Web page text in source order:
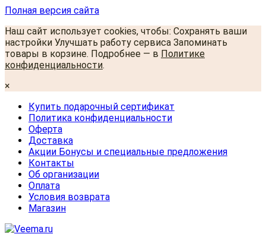
Полная версия сайта
Наш сайт использует cookies, чтобы: Сохранять ваши
настройки Улучшать работу сервиса Запоминать
товары в корзине. Подробнее — в Политике
конфиденциальности.
×
Купить подарочный сертификат
Политика конфиденциальности
Оферта
Доставка
Акции Бонусы и специальные предложения
Контакты
Об организации
Оплата
Условия возврата
Магазин